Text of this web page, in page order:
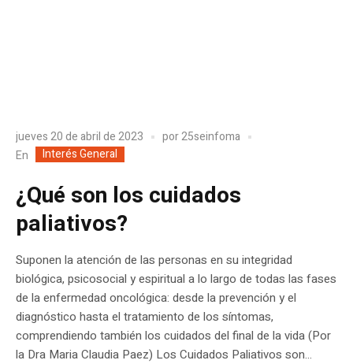
jueves 20 de abril de 2023 por25seinfoma
En
Interés General
¿Qué son los cuidados
paliativos?
Suponen la atención de las personas en su integridad
biológica, psicosocial y espiritual a lo largo de todas las fases
de la enfermedad oncológica: desde la prevención y el
diagnóstico hasta el tratamiento de los síntomas,
comprendiendo también los cuidados del final de la vida (Por
la Dra Maria Claudia Paez) Los Cuidados Paliativos son...